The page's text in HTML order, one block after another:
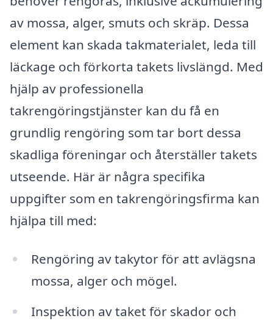
av mossa, alger, smuts och skräp. Dessa
element kan skada takmaterialet, leda till
läckage och förkorta takets livslängd. Med
hjälp av professionella
takrengöringstjänster kan du få en
grundlig rengöring som tar bort dessa
skadliga föreningar och återställer takets
utseende. Här är några specifika
uppgifter som en takrengöringsfirma kan
hjälpa till med:
Rengöring av takytor för att avlägsna
mossa, alger och mögel.
Inspektion av taket för skador och